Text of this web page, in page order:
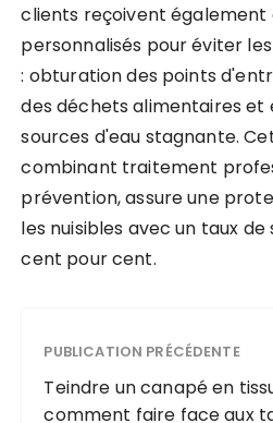
clients reçoivent également
personnalisés pour éviter
: obturation des points
des déchets alimentaires et
sources d'eau stagnante.
combinant traitement
prévention, assure une
les nuisibles avec un taux
cent pour cent.
PUBLICATION PRÉCÉDENTE
Teindre un canapé en
comment faire face aux